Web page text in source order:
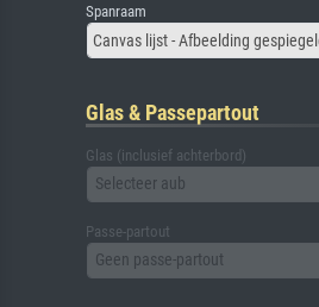
Spanraam
Glas & Passepartout
Glas (inclusief achterbord)
Selecteer aub
Passe-partout
Geen passe-partout